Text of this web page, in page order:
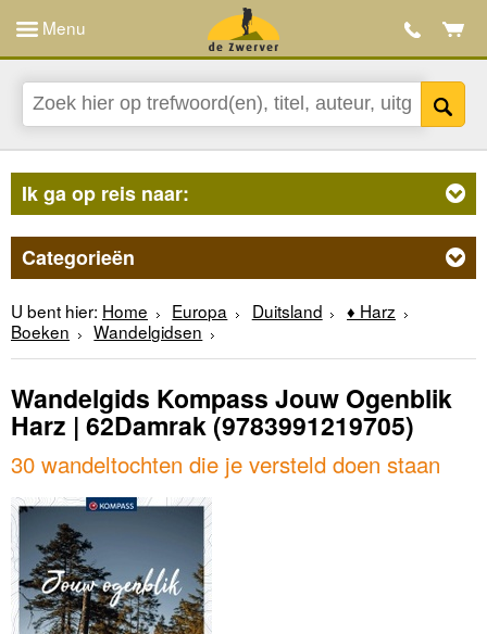
Menu
Ik ga op reis naar:
Categorieën
U bent hier: Home Europa Duitsland
♦ Harz
Boeken
Wandelgidsen
Wandelgids Kompass Jouw Ogenblik
Harz | 62Damrak(9783991219705)
30 wandeltochten die je versteld doen staan